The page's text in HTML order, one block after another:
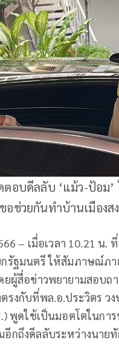
ตอบดีลลับ ‘แม้ว-ป้อม
อช่วยกันทำบ้านเมืองส
– เมื่อเวลา 10.21 น
รัฐมนตรี ให้สัมภาษณ์ภ
ยผู้สื่อข่าวพยายามสอบถ
รงกับที่พล.อ.ประวิตร ว
พูดใช้เป็นมอตโตในกา
อีกถึงดีลลับระหว่างนา